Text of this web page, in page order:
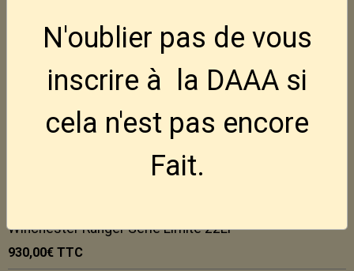
CZ Scorpio EVO 3 Carbine
1 450,00€ TTC
Winchester Ranger Série Limité 22Lr
930,00€ TTC
N'oublier pas de vous
inscrire à la DAAA si
cela n'est pas encore
Fait.